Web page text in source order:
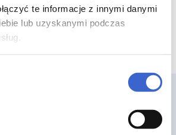
te informacje z innymi danymi
lub uzyskanymi podczas